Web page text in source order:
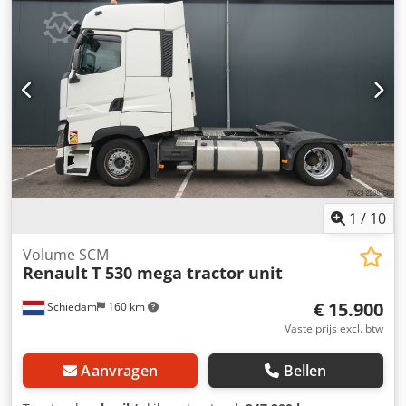
airconditioning, roetfilter, standkachel, * NETTOPRIJS *
Super Space Cab-cabine met 2 slaapplaatsen * ZF Intarder
* Zadelplaat (zadelhoogte 108 cm / 98 cm) * 2 tanks (690 l /
525 l) * ACC – adaptieve cruisecontrol * LDWS –
rijstrookassistent * Wegrijhulp voor op een helling *
LUCHTHOORNS * Koelbox * Mistlampen * Banden voor:
355/50 R22.5 + achter: 295/60 R22.5 * Duits voertuig
WhatsApp: Fouten en tussenverkoop voorbehouden!!
Verkoop geschiedt met uitsluiting van alle garanties!! - Wij
spreken Russisch Codpfx Aozpccdedrjrf - We speak English
- Mówimy po polsku - ????? ????? - Hablamos español
1 / 10
Schiedam 160 km
Volume SCM
RenaultT 530 mega tractor unit
€ 15.900
Vaste prijs excl. btw
Aanvragen Bellen